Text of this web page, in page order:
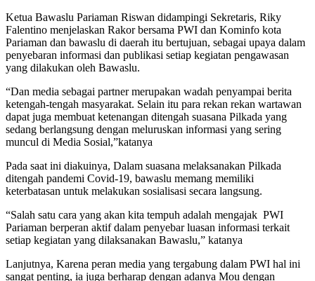
Ketua Bawaslu Pariaman Riswan didampingi Sekretaris, Riky
Falentino menjelaskan Rakor bersama PWI dan Kominfo kota
Pariaman dan bawaslu di daerah itu bertujuan, sebagai upaya dalam
penyebaran informasi dan publikasi setiap kegiatan pengawasan
yang dilakukan oleh Bawaslu.
“Dan media sebagai partner merupakan wadah penyampai berita
ketengah-tengah masyarakat. Selain itu para rekan rekan wartawan
dapat juga membuat ketenangan ditengah suasana Pilkada yang
sedang berlangsung dengan meluruskan informasi yang sering
muncul di Media Sosial,”katanya
Pada saat ini diakuinya, Dalam suasana melaksanakan Pilkada
ditengah pandemi Covid-19, bawaslu memang memiliki
keterbatasan untuk melakukan sosialisasi secara langsung.
“Salah satu cara yang akan kita tempuh adalah mengajak PWI
Pariaman berperan aktif dalam penyebar luasan informasi terkait
setiap kegiatan yang dilaksanakan Bawaslu,” katanya
Lanjutnya, Karena peran media yang tergabung dalam PWI hal ini
sangat penting, ia juga berharap dengan adanya Mou dengan